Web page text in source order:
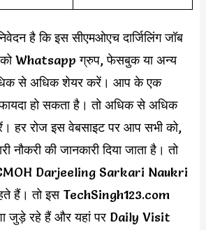
है कि इस सीएमओएच दार्जिलिंग जॉब
को Whatsapp ग्रुप, फेसबुक या अन्य
से अधिक शेयर करें। आप के एक
हो सकता है। तो अधिक से अधिक
हर रोज इस वेबसाइट पर आप सभी को,
नौकरी की जानकारी दिया जाता है। तो
Darjeeling Sarkari Naukri
हैं। तो इस TechSingh123.com
जुड़े रहे हैं और यहां पर Daily Visit